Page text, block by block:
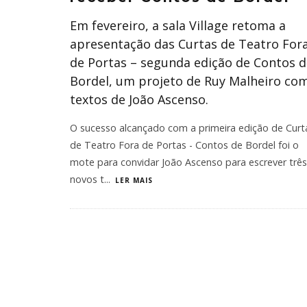
Em fevereiro, a sala Village retoma a
apresentação das Curtas de Teatro
de Portas – segunda edição de Contos
Bordel, um projeto de Ruy Malheiro
textos de João Ascenso.
O sucesso alcançado com a primeira edição de
de Teatro Fora de Portas - Contos de Bordel foi o
mote para convidar João Ascenso para escrever três
novos t... LER MAIS